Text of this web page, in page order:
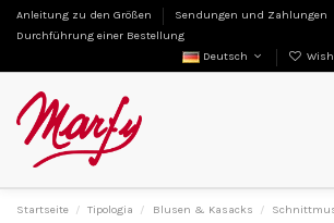
Anleitung zu den Größen
Sendungen und Zahlungen
Durchführung einer Bestellung
Deutsch
Startseite Tipologia Blusen & Kasacks